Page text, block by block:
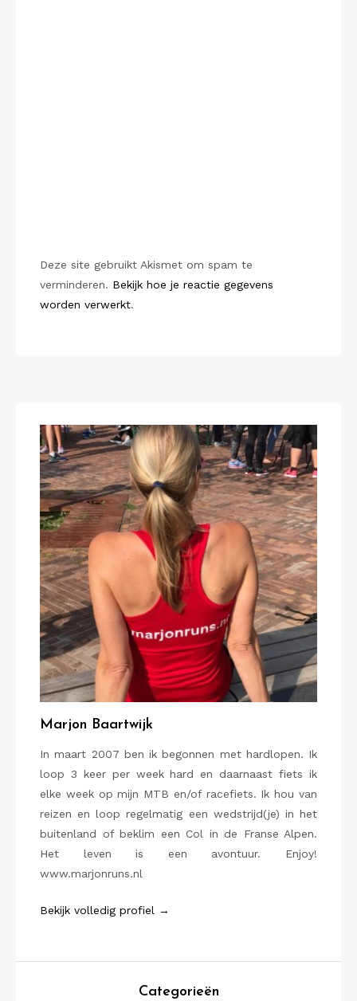
Deze site gebruikt Akismet om spam te
verminderen. Bekijk hoe je reactie gegevens
worden verwerkt.
Marjon Baartwijk
In maart 2007 ben ik begonnen met hardlopen. Ik
loop 3 keer per week hard en daarnaast fiets ik
elke week op mijn MTB en/of racefiets. Ik hou van
reizen en loop regelmatig een wedstrijd(je) in het
buitenland of beklim een Col in de Franse Alpen.
Het leven is een avontuur. Enjoy!
www.marjonruns.nl
Bekijk volledig profiel →
Categorieën